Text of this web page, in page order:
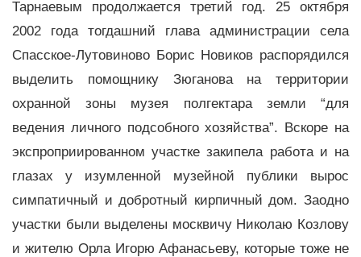
Тарнаевым продолжается третий год. 25 октября
2002 года тогдашний глава администрации села
Спасское-Лутовиново Борис Новиков распорядился
выделить помощнику Зюганова на территории
охранной зоны музея полгектара земли “для
ведения личного подсобного хозяйства”. Вскоре на
экспроприированном участке закипела работа и на
глазах у изумленной музейной публики вырос
симпатичный и добротный кирпичный дом. Заодно
участки были выделены москвичу Николаю Козлову
и жителю Орла Игорю Афанасьеву, которые тоже не